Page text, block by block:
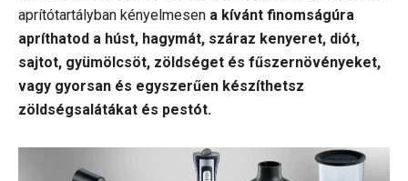
aprítótartályban kényelmesen a kívánt finomságúra
apríthatod a húst, hagymát, száraz kenyeret, diót,
sajtot, gyümölcsöt, zöldséget és fűszernövényeket,
vagy gyorsan és egyszerűen készíthetsz
zöldségsalátákat és pestót.